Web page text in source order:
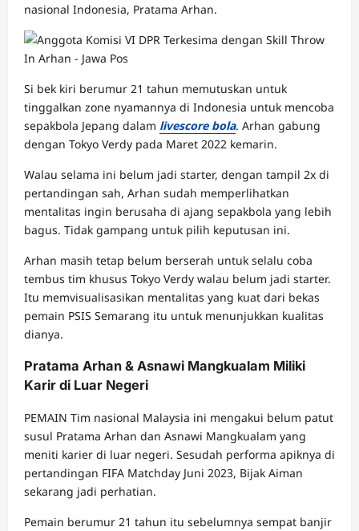
nasional Indonesia, Pratama Arhan.
Si bek kiri berumur 21 tahun memutuskan untuk
tinggalkan zone nyamannya di Indonesia untuk mencoba
sepakbola Jepang dalam livescore bola. Arhan gabung
dengan Tokyo Verdy pada Maret 2022 kemarin.
Walau selama ini belum jadi starter, dengan tampil 2x di
pertandingan sah, Arhan sudah memperlihatkan
mentalitas ingin berusaha di ajang sepakbola yang lebih
bagus. Tidak gampang untuk pilih keputusan ini.
Arhan masih tetap belum berserah untuk selalu coba
tembus tim khusus Tokyo Verdy walau belum jadi starter.
Itu memvisualisasikan mentalitas yang kuat dari bekas
pemain PSIS Semarang itu untuk menunjukkan kualitas
dianya.
Pratama Arhan & Asnawi Mangkualam Miliki
Karir di Luar Negeri
PEMAIN Tim nasional Malaysia ini mengakui belum patut
susul Pratama Arhan dan Asnawi Mangkualam yang
meniti karier di luar negeri. Sesudah performa apiknya di
pertandingan FIFA Matchday Juni 2023, Bijak Aiman
sekarang jadi perhatian.
Pemain berumur 21 tahun itu sebelumnya sempat banjir